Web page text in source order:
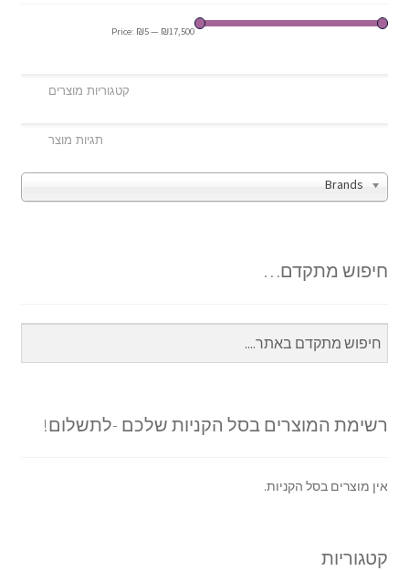
Price: ₪5— ₪17,500
Brands
חיפוש מתקדם…
רשימת המוצרים בסל הקניות שלכם -לתשלום!
אין מוצרים בסל הקניות.
קטגוריות